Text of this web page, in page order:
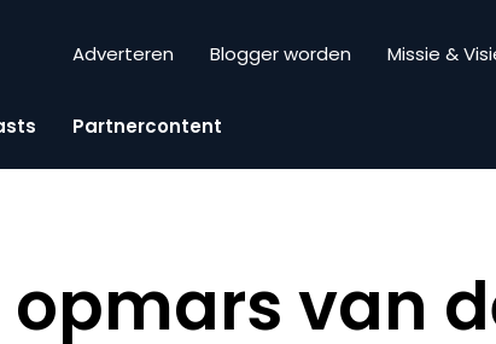
Adverteren Blogger worden Missie &
Partnercontent
van